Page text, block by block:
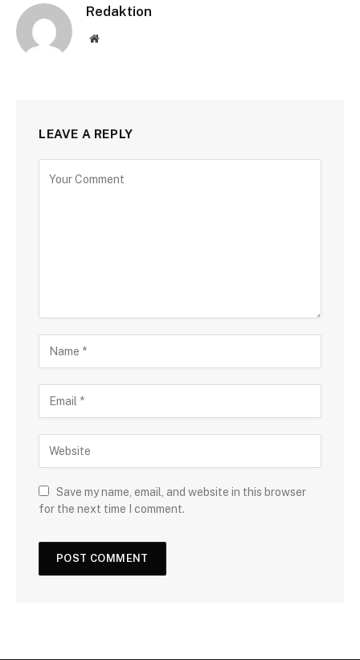
Redaktion
Website
LEAVE A REPLY
Save my name, email, and website in this browser
for the next time I comment.